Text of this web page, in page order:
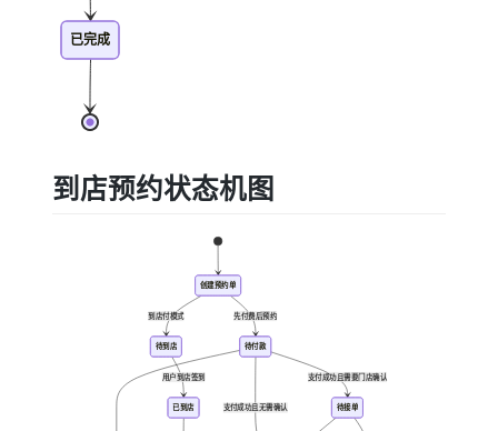
已完成
到店预约状态机图
先付费后预约
到店付模式
支付成功且需要门店确认
支付成功且无需确认
用户到店签到
创建预约单
待付款
待到店
待接单
已到店